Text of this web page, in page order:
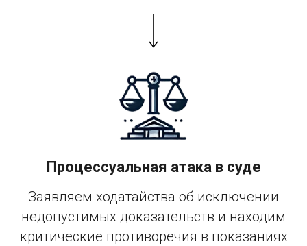
Процессуальная атака в суде
Заявляем ходатайства об исключении
недопустимых доказательств и находим
критические противоречия в показаниях